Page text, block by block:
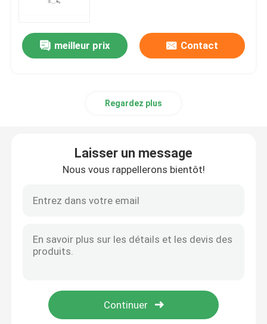
meilleur prix Contact
Regardez plus
Laisser un message
Nous vous rappellerons bientôt!